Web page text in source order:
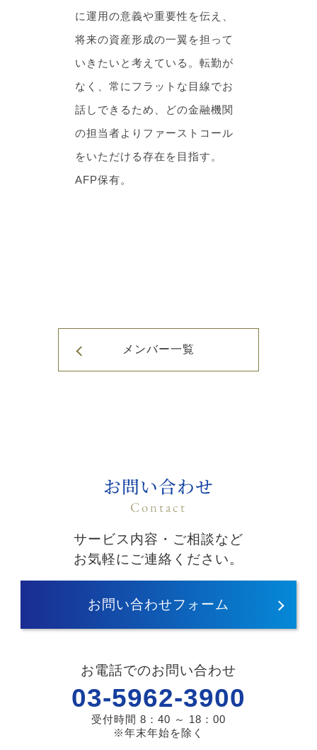
に運用の意義や重要性を伝え、
将来の資産形成の一翼を担って
いきたいと考えている。転勤が
なく、常にフラットな目線でお
話しできるため、どの金融機関
の担当者よりファーストコール
をいただける存在を目指す。
AFP保有。
メンバー一覧
お問い合わせ
Contact
サービス内容・ご相談など
お気軽にご連絡ください。
お問い合わせフォーム
お電話でのお問い合わせ
03-5962-3900
受付時間 8：40 ～ 18：00
※年末年始を除く